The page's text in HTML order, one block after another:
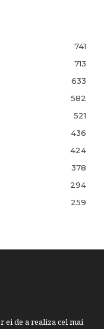
741
713
633
582
521
436
424
378
294
259
ei de a realiza cel mai